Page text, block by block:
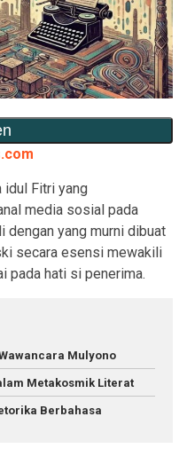
idul Fitri yang
media sosial pada
dengan yang murni dibuat
secara esensi mewakili
pada hati si penerima.
Mulyono
Metakosmik Literat
Berbahasa